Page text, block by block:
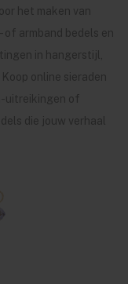
het maken van
armband bedels en
in hangerstijl,
online sieraden
uitreikingen of
die jouw verhaal